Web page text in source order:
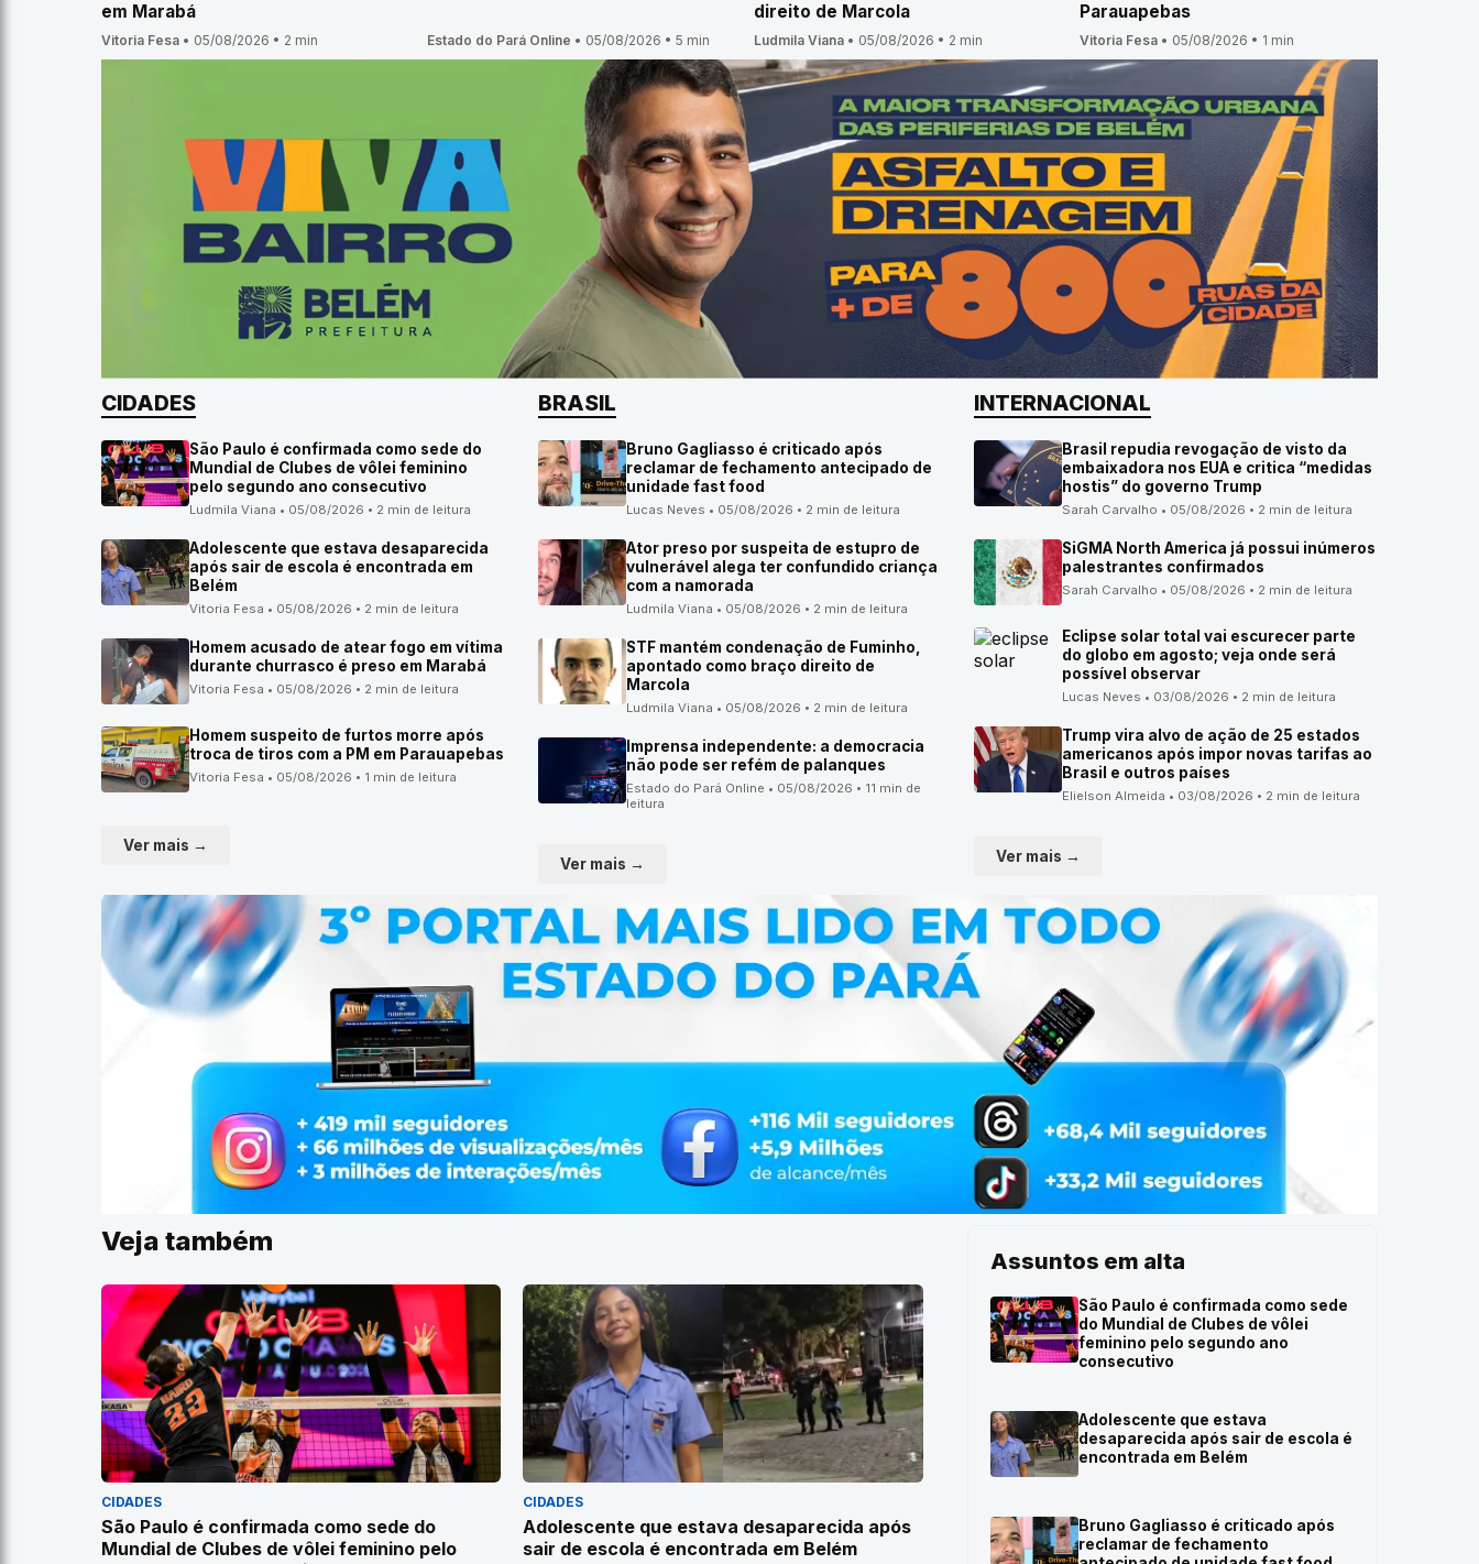
em Marabá
Vitoria Fesa • 05/08/2026 • 2 min Estado do Pará Online • 05/08/2026 •5 min
direito de Marcola
Ludmila Viana• 05/08/2026 • 2 min
Parauapebas
Vitoria Fesa• 05/08/2026 • 1 min
CIDADES
São Paulo é confirmada como sede do
Mundial de Clubes de vôlei feminino
pelo segundo ano consecutivo
Ludmila Viana • 05/08/2026 • 2 min de leitura
Adolescente que estava desaparecida
após sair de escola é encontrada em
Belém
Vitoria Fesa • 05/08/2026 • 2 min de leitura
Homem acusado de atear fogo em vítima
durante churrasco é preso em Marabá
Vitoria Fesa • 05/08/2026 • 2 min de leitura
Homem suspeito de furtos morre após
troca de tiros com a PM em Parauapebas
Vitoria Fesa • 05/08/2026 • 1 min de leitura
Ver mais →
BRASIL
Bruno Gagliasso é criticado após
reclamar de fechamento antecipado de
unidade fast food
Lucas Neves • 05/08/2026 • 2 min de leitura
Ator preso por suspeita de estupro de
vulnerável alega ter confundido criança
com a namorada
Ludmila Viana • 05/08/2026 • 2 min de leitura
STF mantém condenação de Fuminho,
apontado como braço direito de
Marcola
Ludmila Viana • 05/08/2026 • 2 min de leitura
Imprensa independente: a democracia
não pode ser refém de palanques
Estado do Pará Online • 05/08/2026 • 11 min de
leitura
Ver mais →
INTERNACIONAL
Brasil repudia revogação de visto da
embaixadora nos EUA e critica “medidas
hostis” do governo Trump
Sarah Carvalho • 05/08/2026 • 2 min de leitura
SiGMA North America já possui inúmeros
palestrantes confirmados
Sarah Carvalho • 05/08/2026 • 2 min de leitura
Eclipse solar total vai escurecer parte
do globo em agosto; veja onde será
possível observar
Lucas Neves • 03/08/2026 • 2 min de leitura
Trump vira alvo de ação de 25 estados
americanos após impor novas tarifas ao
Brasil e outros países
Elielson Almeida • 03/08/2026 • 2 min de leitura
Ver mais →
Veja também
CIDADES
São Paulo é confirmada como sede do
Mundial de Clubes de vôlei feminino pelo
CIDADES
Adolescente que estava desaparecida após
sair de escola é encontrada em Belém
Assuntos em alta
São Paulo é confirmada como sede
do Mundial de Clubes de vôlei
feminino pelo segundo ano
consecutivo
Adolescente que estava
desaparecida após sair de escola é
encontrada em Belém
Bruno Gagliasso é criticado após
reclamar de fechamento